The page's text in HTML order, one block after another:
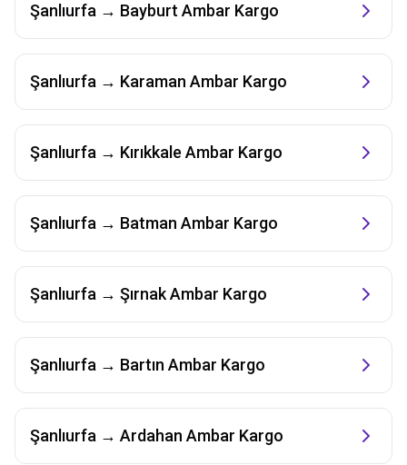
Şanlıurfa → Bayburt Ambar Kargo
Şanlıurfa → Karaman Ambar Kargo
Şanlıurfa → Kırıkkale Ambar Kargo
Şanlıurfa → Batman Ambar Kargo
Şanlıurfa → ŞırnakAmbar Kargo
Şanlıurfa → Bartın Ambar Kargo
Şanlıurfa → Ardahan Ambar Kargo